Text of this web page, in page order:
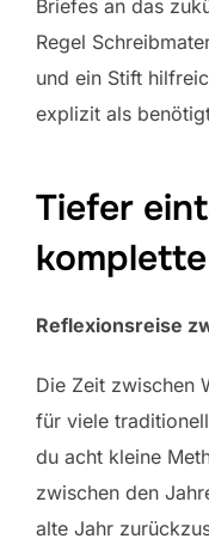
Briefes an das
Regel
und ein Stift
explizit als
Tiefer
Reflexionsreise
Die Zeit zwischen
für viele
du acht kleine
zwischen den
alte Jahr